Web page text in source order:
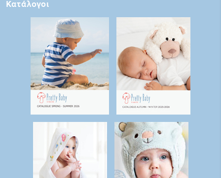
Κατάλογοι